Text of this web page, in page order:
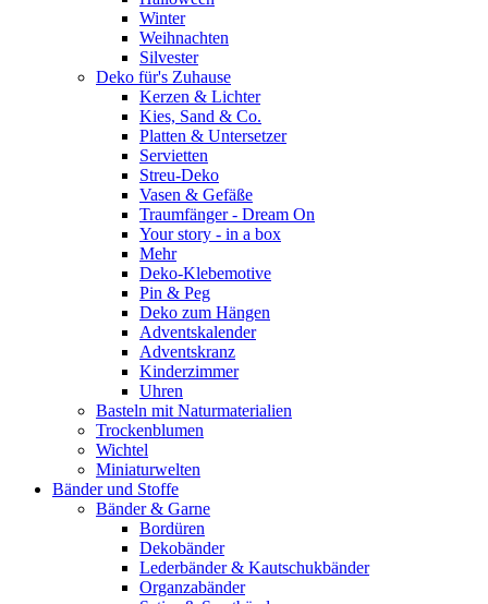
Winter
Weihnachten
Silvester
Deko für's Zuhause
Kerzen & Lichter
Kies, Sand & Co.
Platten & Untersetzer
Servietten
Streu-Deko
Vasen & Gefäße
Traumfänger - Dream On
Your story - in a box
Mehr
Deko-Klebemotive
Pin & Peg
Deko zum Hängen
Adventskalender
Adventskranz
Kinderzimmer
Uhren
Basteln mit Naturmaterialien
Trockenblumen
Wichtel
Miniaturwelten
Bänder und Stoffe
Bänder & Garne
Bordüren
Dekobänder
Lederbänder & Kautschukbänder
Organzabänder